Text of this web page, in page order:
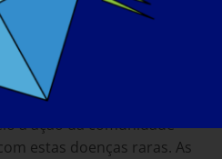
à ação da comunidade
estas doenças raras. As